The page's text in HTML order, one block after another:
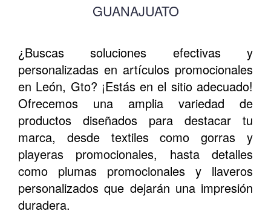
GUANAJUATO
¿Buscas soluciones efectivas y
personalizadas en artículos promocionales
en León, Gto? ¡Estás en el sitio adecuado!
Ofrecemos una amplia variedad de
productos diseñados para destacar tu
marca, desde textiles como gorras y
playeras promocionales, hasta detalles
como plumas promocionales y llaveros
personalizados que dejarán una impresión
duradera.